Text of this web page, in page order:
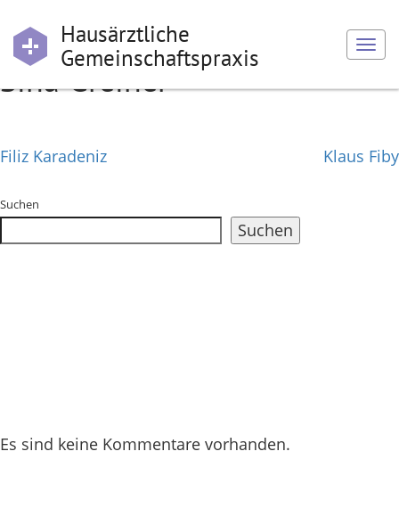
Skip
content
Hausärztliche
Gemeinschaftspraxis
Sina Greiner
Beitragsnavigation
Filiz Karadeniz Klaus Fiby
Suchen
Suchen
Es sind keine Kommentare vorhanden.